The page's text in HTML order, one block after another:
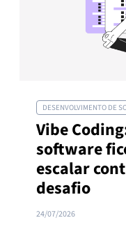
DESENVOLVIMENTO DE
Vibe
software
escalar
desafio
24/07/2026